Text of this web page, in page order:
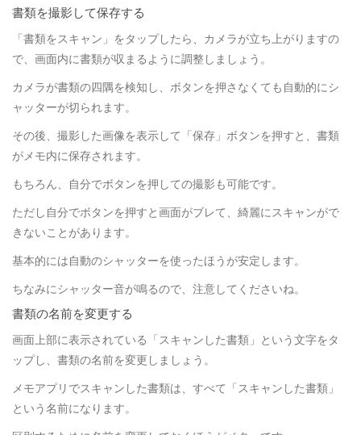
書類を撮影して保存する
「書類をスキャン」をタップしたら、カメラが立ち上がりますの
で、画面内に書類が収まるように調整しましょう。
カメラが書類の四隅を検知し、ボタンを押さなくても自動的にシ
ャッターが切られます。
その後、撮影した画像を表示して「保存」ボタンを押すと、書類
がメモ内に保存されます。
もちろん、自分でボタンを押しての撮影も可能です。
ただし自分でボタンを押すと画面がブレて、綺麗にスキャンがで
きないことがあります。
基本的には自動のシャッターを使ったほうが安定します。
ちなみにシャッター音が鳴るので、注意してくださいね。
書類の名前を変更する
画面上部に表示されている「スキャンした書類」という文字をタ
ップし、書類の名前を変更しましょう。
メモアプリでスキャンした書類は、すべて「スキャンした書類」
という名前になります。